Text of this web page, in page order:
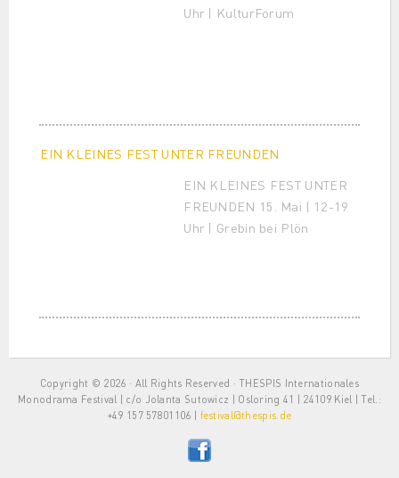
Uhr | KulturForum
EIN KLEINES FEST UNTER FREUNDEN
EIN KLEINES FEST UNTER
FREUNDEN 15. Mai | 12-19
Uhr | Grebin bei Plön
Copyright © 2026 · All Rights Reserved · THESPIS Internationales
Monodrama Festival | c/o Jolanta Sutowicz | Osloring 41 | 24109 Kiel | Tel.:
+49 157 57801106 | festival@thespis.de